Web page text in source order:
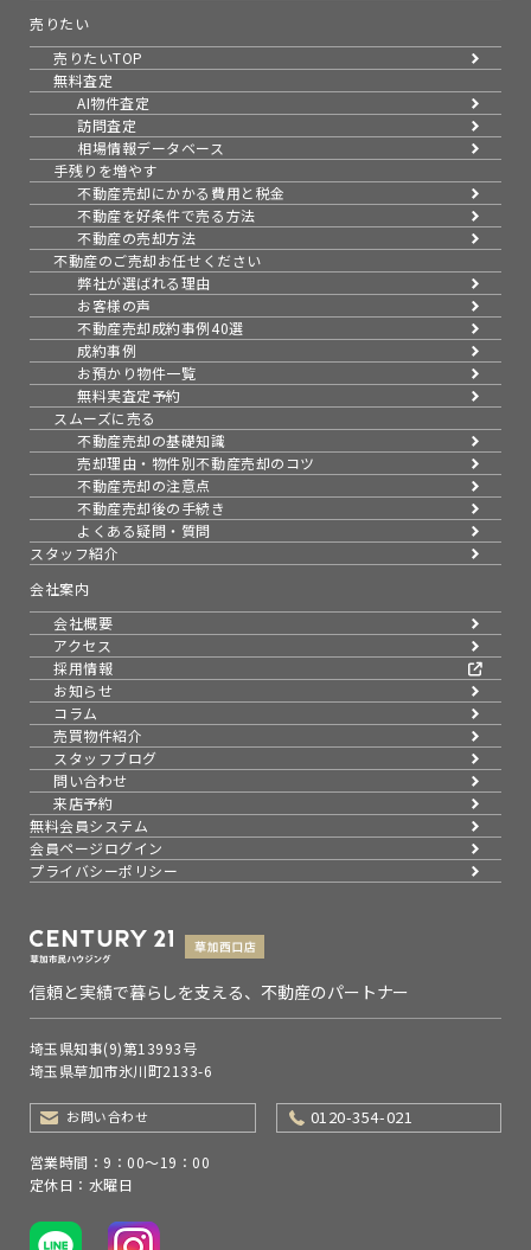
売りたい
売りたいTOP
無料査定
AI物件査定
訪問査定
相場情報データベース
手残りを増やす
不動産売却にかかる費用と税金
不動産を好条件で売る方法
不動産の売却方法
不動産のご売却お任せください
弊社が選ばれる理由
お客様の声
不動産売却成約事例40選
成約事例
お預かり物件一覧
無料実査定予約
スムーズに売る
不動産売却の基礎知識
売却理由・物件別不動産売却のコツ
不動産売却の注意点
不動産売却後の手続き
よくある疑問・質問
スタッフ紹介
会社案内
会社概要
アクセス
採用情報
お知らせ
コラム
売買物件紹介
スタッフブログ
問い合わせ
来店予約
無料会員システム
会員ページログイン
プライバシーポリシー
信頼と実績で暮らしを支える、不動産のパートナー
埼玉県知事(9)第13993号
埼玉県草加市氷川町2133-6
お問い合わせ 0120-354-021
営業時間：9：00～19：00
定休日：水曜日